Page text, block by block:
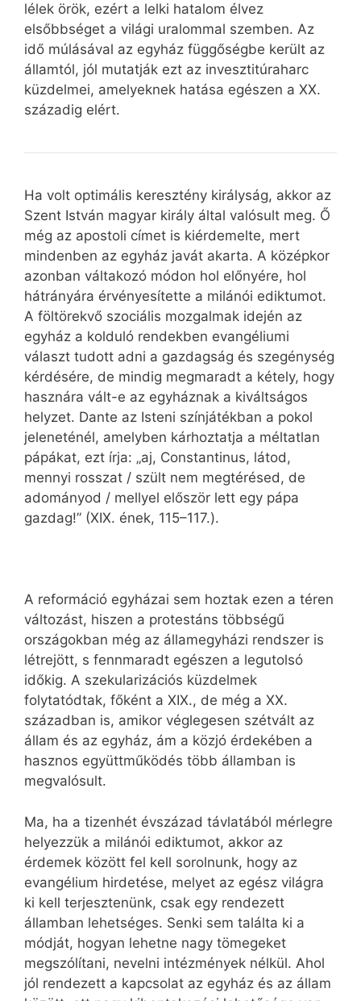
lélek örök, ezért a lelki hatalom élvez
elsőbbséget a világi uralommal szemben. Az
idő múlásával az egyház függőségbe került az
államtól, jól mutatják ezt az invesztitúraharc
küzdelmei, amelyeknek hatása egészen a XX.
századig elért.
Ha volt optimális keresztény királyság, akkor az
Szent István magyar király által valósult meg. Ő
még az apostoli címet is kiérdemelte, mert
mindenben az egyház javát akarta. A középkor
azonban váltakozó módon hol előnyére, hol
hátrányára érvényesítette a milánói ediktumot.
A föltörekvő szociális mozgalmak idején az
egyház a kolduló rendekben evangéliumi
választ tudott adni a gazdagság és szegénység
kérdésére, de mindig megmaradt a kétely, hogy
hasznára vált-e az egyháznak a kiváltságos
helyzet. Dante az Isteni színjátékban a pokol
jeleneténél, amelyben kárhoztatja a méltatlan
pápákat, ezt írja: „aj, Constantinus, látod,
mennyi rosszat / szült nem megtérésed, de
adományod / mellyel először lett egy pápa
gazdag!” (XIX. ének, 115–117.).
A reformáció egyházai sem hoztak ezen a téren
változást, hiszen a protestáns többségű
országokban még az államegyházi rendszer is
létrejött, s fennmaradt egészen a legutolsó
időkig. A szekularizációs küzdelmek
folytatódtak, főként a XIX., de még a XX.
században is, amikor véglegesen szétvált az
állam és az egyház, ám a közjó érdekében a
hasznos együttműködés több államban is
megvalósult.
Ma, ha a tizenhét évszázad távlatából mérlegre
helyezzük a milánói ediktumot, akkor az
érdemek között fel kell sorolnunk, hogy az
evangélium hirdetése, melyet az egész világra
ki kell terjesztenünk, csak egy rendezett
államban lehetséges. Senki sem találta ki a
módját, hogyan lehetne nagy tömegeket
megszólítani, nevelni intézmények nélkül. Ahol
jól rendezett a kapcsolat az egyház és az állam